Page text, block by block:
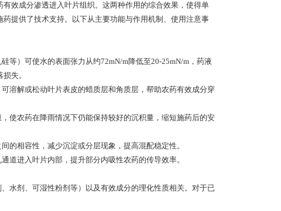
效成分渗透进入叶片组织。这两种作用的综合效果，使得单
提供了技术支持。以下从主要功能与作用机制、使用注意事
）可使水的表面张力从约72mN/m降低至20-25mN/m，药液
失。
解或松动叶片表皮的蜡质层和角质层，帮助农药有效成分穿
农药在降雨情况下仍能保持较好的沉积量，缩短施药后的安
相容性，减少沉淀或分层现象，提高混配稳定性。
进入叶片内部，提升部分内吸性农药的传导效率。
剂、可湿性粉剂等）以及有效成分的理化性质相关。对于已